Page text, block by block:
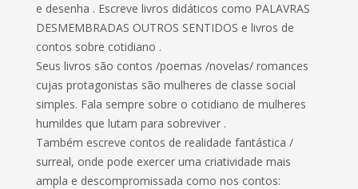
e desenha . Escreve livros didáticos como PALAVRAS
DESMEMBRADAS OUTROS SENTIDOS e livros de
contos sobre cotidiano .
Seus livros são contos /poemas /novelas/ romances
cujas protagonistas são mulheres de classe social
simples. Fala sempre sobre o cotidiano de mulheres
humildes que lutam para sobreviver .
Também escreve contos de realidade fantástica /
surreal, onde pode exercer uma criatividade mais
ampla e descompromissada como nos contos: